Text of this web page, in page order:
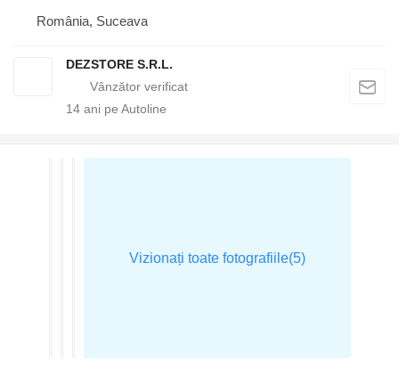
România, Suceava
DEZSTORE S.R.L.
14 ani pe Autoline